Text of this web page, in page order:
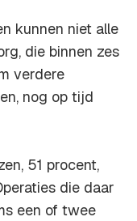
kunnen niet alle
die binnen zes
verdere
nog op tijd
51 procent,
die daar
een of twee